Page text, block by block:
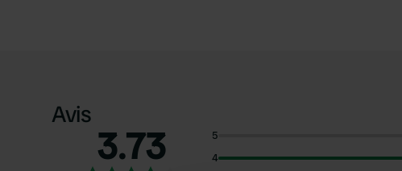
Avis
3.73
5
4